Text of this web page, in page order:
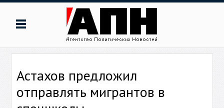
Астахов предложил
отправлять мигрантов в